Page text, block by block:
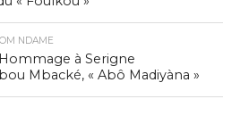
NDAME
à Serigne
Mbacké, « Abô Madiyàna »